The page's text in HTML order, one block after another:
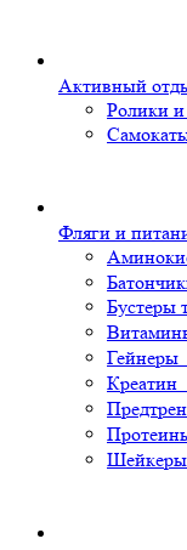
Активный
Ролики
Фляги и
Бустеры
Гейнеры
Креатин